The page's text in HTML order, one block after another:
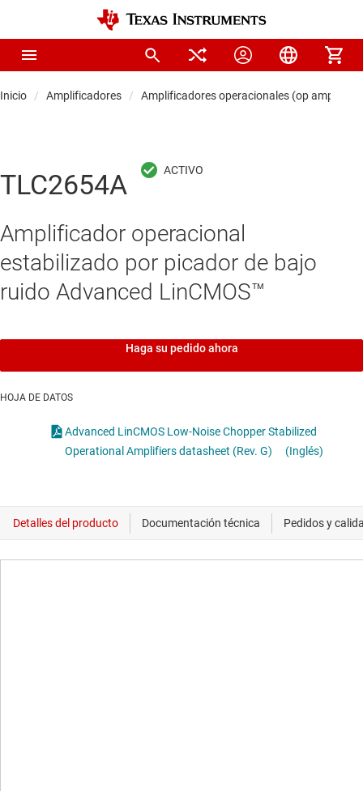
Inicio Amplificadores Amplificadores operacionales (op amps)
TLC2654A
Amplificador operacional
estabilizado por picador de bajo
ruido Advanced LinCMOS™
Haga su pedido ahora
HOJA DE DATOS
Advanced LinCMOS Low-Noise Chopper Stabilized
Operational Amplifiers datasheet (Rev. G)
(Inglés)